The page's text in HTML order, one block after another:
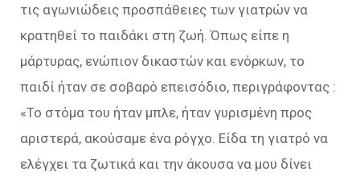
τις αγωνιώδεις προσπάθειες των γιατρών να
κρατηθεί το παιδάκι στη ζωή. Όπως είπε η
μάρτυρας, ενώπιον δικαστών και ενόρκων, το
παιδί ήταν σε σοβαρό επεισόδιο, περιγράφοντας :
«Το στόμα του ήταν μπλε, ήταν γυρισμένη προς
αριστερά, ακούσαμε ένα ρόγχο. Είδα τη γιατρό να
ελέγχει τα ζωτικά και την άκουσα να μου δίνει